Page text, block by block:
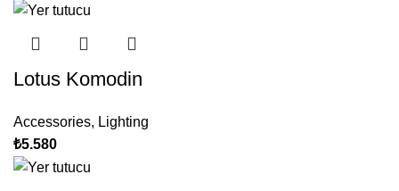
Lotus Komodin
Accessories, Lighting
₺5.580